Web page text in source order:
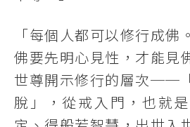
「每個人都可以修行成佛
佛要先明心見性，才能見
世尊開示修行的層次──
脫」，從戒入門，也就